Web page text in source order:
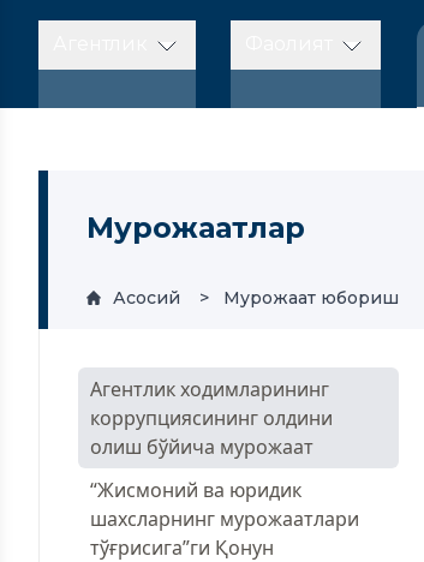
Мурожаатлар
Асосий Мурожаат юбориш
Агентлик ходимларининг
коррупциясининг олдини
олиш бўйича мурожаат
“Жисмоний ва юридик
шахсларнинг мурожаатлари
тўғрисига”ги Қонун